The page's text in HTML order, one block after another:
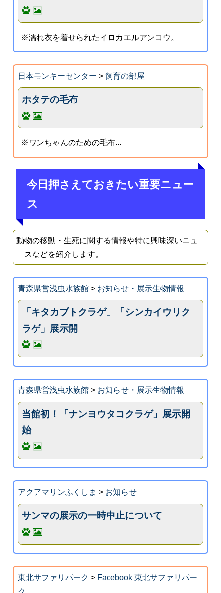
※濡れ衣を着せられたイロカエルアンコウ。
日本モンキーセンター > 飼育の部屋
ホタテの毛布
※ワンちゃんのための毛布...
今日押さえておきたい重要ニュー
ス
動物の移動・生死に関する情報や特に興味深いニュ
ースなどを紹介します。
青森県営浅虫水族館> お知らせ・展示生物情報
「キタカブトクラゲ」「シンカイウリク
ラゲ」展示開
青森県営浅虫水族館> お知らせ・展示生物情報
当館初！「ナンヨウタコクラゲ」展示開
始
アクアマリンふくしま > お知らせ
サンマの展示の一時中止について
東北サファリパーク > Facebook 東北サファリパー
ク